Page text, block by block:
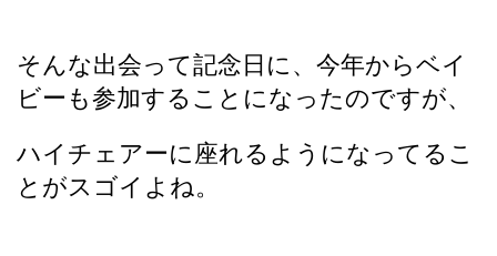
そんな出会って記念日に、今年からベイ
ビーも参加することになったのですが、
ハイチェアーに座れるようになってるこ
とがスゴイよね。